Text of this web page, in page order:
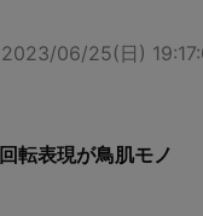
2023/06/25(日)
転表現が鳥肌モノ